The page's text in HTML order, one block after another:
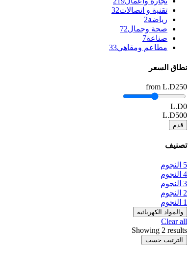
تقنية و اتصالات32
رياضة2
صحة وجمال72
صناعة7
مطاعم ومقاهي33
نطاق السعر
from L.D250
L.D0
L.D500
قدم
تصنيف
5 النجوم
4 النجوم
3 النجوم
2 النجوم
1 النجوم
والمواد الكهربائية
Clear all
Showing 2 results
الترتيب حسب